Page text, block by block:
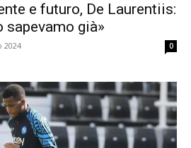
e futuro, De Laurentiis:
sapevamo già»
2024 0